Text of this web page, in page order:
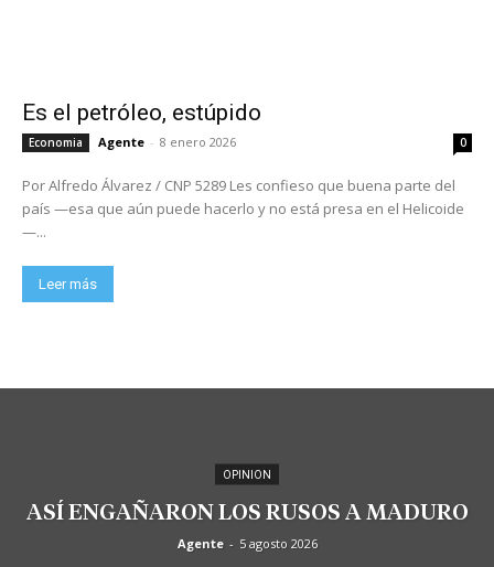
Es el petróleo, estúpido
Economia Agente - 8 enero 2026 0
Por Alfredo Álvarez / CNP 5289 Les confieso que buena parte del
país —esa que aún puede hacerlo y no está presa en el Helicoide
—...
Leer más
OPINION
ASÍ ENGAÑARON LOS RUSOS A MADURO
Agente - 5 agosto 2026